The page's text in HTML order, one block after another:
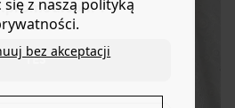
?
YES
się z naszą polityką
bez akceptacji